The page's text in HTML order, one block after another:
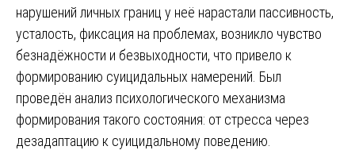
нарушений личных границ у неё нарастали пассивность,
усталость, фиксация на проблемах, возникло чувство
безнадёжности и безвыходности, что привело к
формированию суицидальных намерений. Был
проведён анализ психологического механизма
формирования такого состояния: от стресса через
дезадаптацию к суицидальному поведению.